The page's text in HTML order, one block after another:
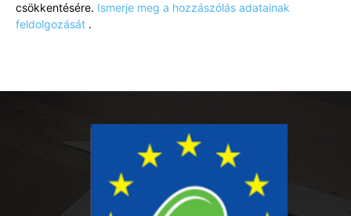
csökkentésére. Ismerje meg a hozzászólás adatainak
feldolgozását .